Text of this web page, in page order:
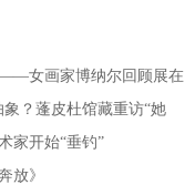
女画家博纳尔回顾展在
？蓬皮杜馆藏重访“她
家开始“垂钓”
放》